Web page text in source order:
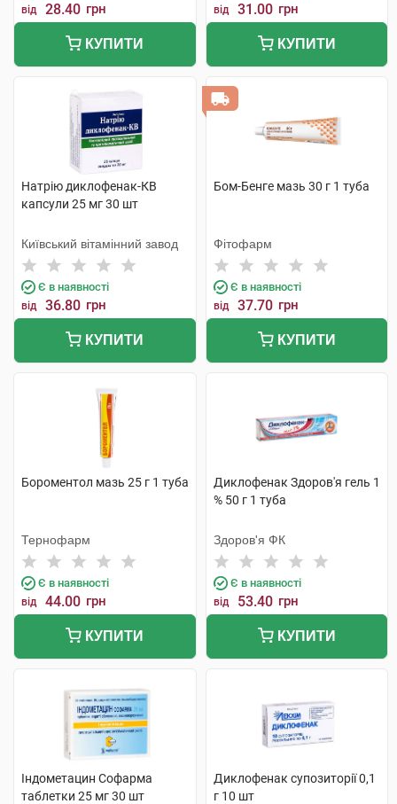
від 28.40 грн
КУПИТИ
від 31.00 грн
КУПИТИ
Натрію диклофенак-КВ
капсули 25 мг 30 шт
Київський вітамінний завод
Є в наявності
від 36.80 грн
КУПИТИ
Бом-Бенге мазь 30 г 1 туба
Фітофарм
Є в наявності
від 37.70 грн
КУПИТИ
Бороментол мазь 25 г 1 туба
Тернофарм
Є в наявності
від 44.00 грн
КУПИТИ
Диклофенак Здоров'я гель 1
% 50 г 1 туба
Здоров'я ФК
Є в наявності
від 53.40 грн
КУПИТИ
Індометацин Софарма
таблетки 25 мг 30 шт
Диклофенак супозиторії 0,1
г 10 шт